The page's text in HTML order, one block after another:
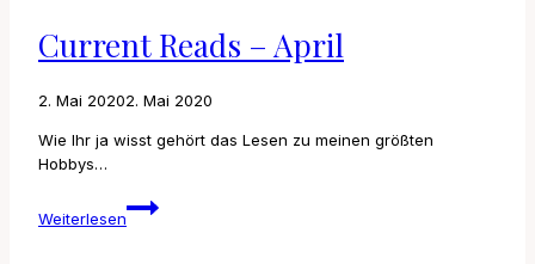
Current Reads – April
2. Mai 20202. Mai 2020
Wie Ihr ja wisst gehört das Lesen zu meinen größten
Hobbys…
Weiterlesen
Current
Reads